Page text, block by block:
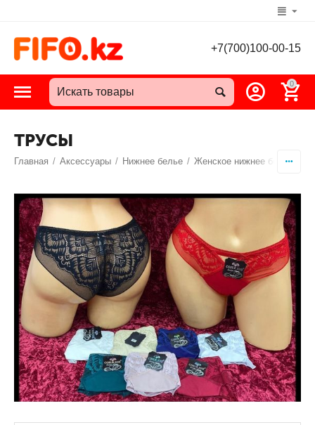
+7(700)100-00-15
0
ТРУСЫ
Главная / Аксессуары / Нижнее белье / Женское нижнее белье